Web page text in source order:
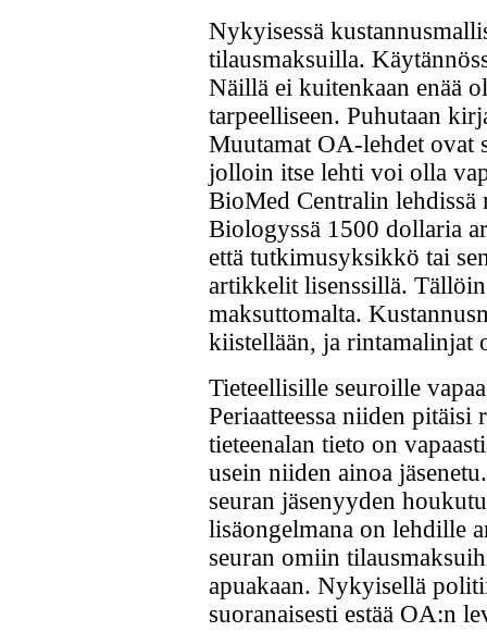
Nykyisessä
tilausmaksuilla.
Näillä ei kuitenkaan enää
tarpeelliseen. Puhutaan
Muutamat OA-lehdet ovat
jolloin itse lehti voi olla
BioMed Centralin
Biologyssä 1500 dollaria
että tutkimusyksikkö tai
artikkelit lisenssillä.
maksuttomalta.
kiistellään, ja rintamalinjat
Tieteellisille seuroille
Periaatteessa niiden
tieteenalan tieto on
usein niiden ainoa
seuran jäsenyyden
lisäongelmana on lehdille
seuran omiin
apuakaan. Nykyisellä
suoranaisesti estää OA:n